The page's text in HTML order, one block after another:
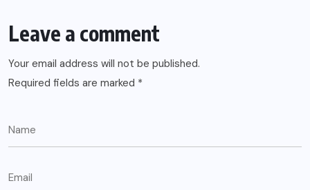
Leave a comment
Your email address will not be published.
Required fields are marked *